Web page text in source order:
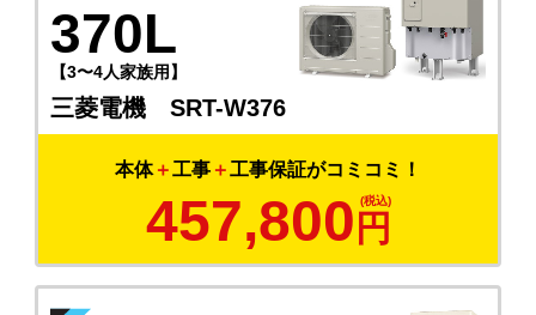
370L
【3〜4人家族用】
三菱電機 SRT-W376
本体＋工事 ＋工事保証がコミコミ！
457,800 円